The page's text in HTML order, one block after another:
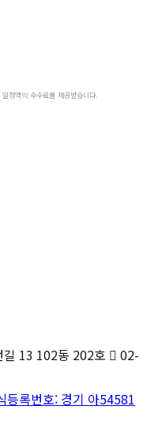
정액의 수수료를 제공받습니다.
길 13 102동 202호
02-
등록번호: 경기 아54581